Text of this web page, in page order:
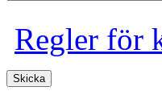
Regler för